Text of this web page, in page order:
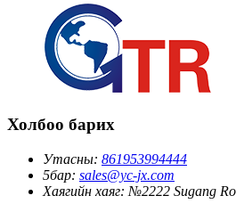
Холбоо барих
Утасны: 861953994444
5бар: sales@yc-jx.com
Хаягийн хаяг: №2222 Sugang